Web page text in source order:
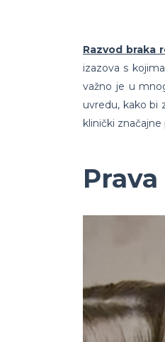
Razvod braka
izazova s
važno je u
uvredu, kako bi
klinički